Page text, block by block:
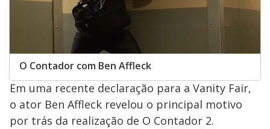
O Contador com Ben Affleck
Em uma recente declaração para a Vanity Fair,
o ator Ben Affleck revelou o principal motivo
por trás da realização de O Contador 2.